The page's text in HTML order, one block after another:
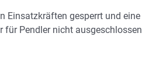
Einsatzkräften gesperrt und eine
für Pendler nicht ausgeschlossen